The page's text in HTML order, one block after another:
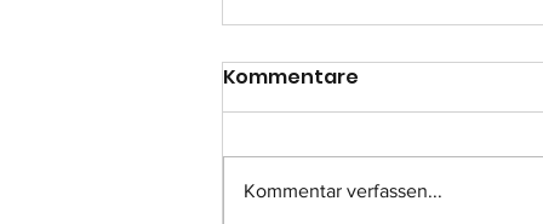
Einsatz-Nr.: 057
Kommentare
Kommentar verfassen...